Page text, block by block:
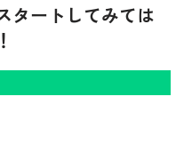
タートしてみては